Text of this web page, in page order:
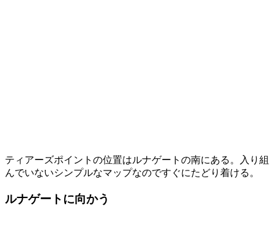
ティアーズポイントの位置はルナゲートの南にある。入り組
んでいないシンプルなマップなのですぐにたどり着ける。
ルナゲートに向かう